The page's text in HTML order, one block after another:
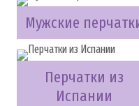
Мужские
Перчатки из
Испании